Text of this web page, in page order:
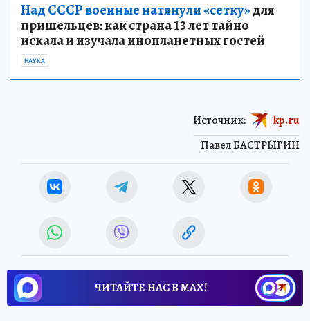
Над СССР военные натянули «сетку»для
пришельцев: как страна 13 лет тайно
искала и изучала инопланетных гостей
НАУКА
Павел БАСТРЫГИН
Источник: kp.ru
ЧИТАЙТЕ НАС В МАХ!